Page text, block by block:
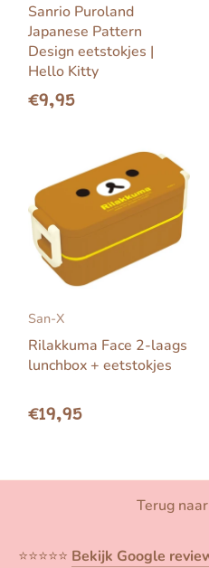
Sanrio Puroland
Japanese Pattern
Design eetstokjes |
Hello Kitty
€9,95
San-X
Rilakkuma Face 2-laags
lunchbox + eetstokjes
€19,95
Terug
⭐️⭐️⭐️⭐️⭐️ Bekijk Google